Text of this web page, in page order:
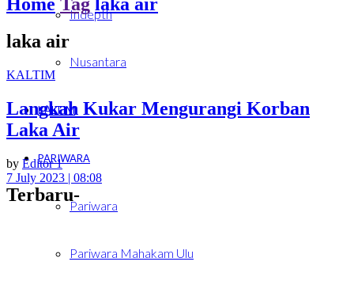
Indepth
Nusantara
KALTIM
PARIWARA
Pariwara
Pariwara Mahakam Ulu
laka air
KALTIM
Langkah Kukar Mengurangi Korban
Laka Air
by Editor 1
7 July 2023 | 08:08
Terbaru-